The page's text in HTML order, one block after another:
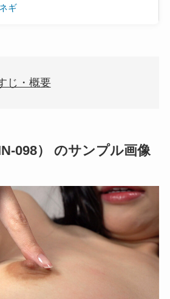
ギ
じ・概要
098） のサンプル画像